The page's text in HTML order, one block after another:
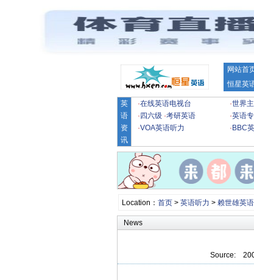
网站首
恒星英
英
语
资
讯
·在线英语电视台 ·世界
· 四六级 ·考研英语 ·英语
·VOA英语听力 · BBC
Location： 首页> 英语听力 > 赖世雄英语
News
Source: